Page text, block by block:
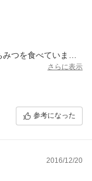
つを食べていまし
みつが食べたい！と
蜂場…と言うこと
た！
抜けていきます。
さらに表示
参考になった
2016/12/20